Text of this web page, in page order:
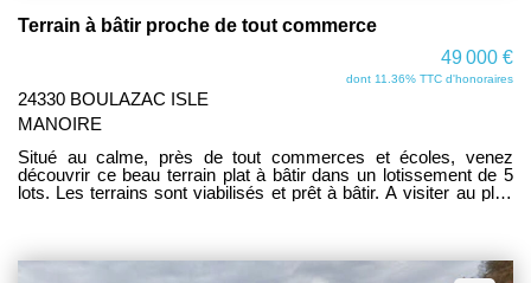
Terrain à bâtir proche de tout commerce
49 000 €
dont 11.36% TTC d'honoraires
24330 BOULAZAC ISLE
MANOIRE
Situé au calme, près de tout commerces et écoles, venez
découvrir ce beau terrain plat à bâtir dans un lotissement de 5
lots. Les terrains sont viabilisés et prêt à bâtir. A visiter au plus